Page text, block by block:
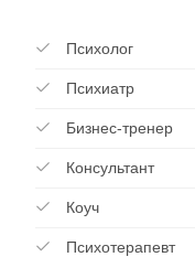
Психолог
Психиатр
Бизнес-тренер
Консультант
Коуч
Психотерапевт